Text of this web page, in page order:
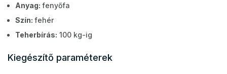
Anyag: fenyőfa
Szín: fehér
Teherbírás: 100 kg-ig
Kiegészítő paraméterek